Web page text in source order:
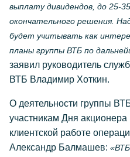
выплату дивидендов, до 25-
окончательного решения.
будет учитывать как
планы группы ВТБ по
заявил руководитель
ВТБ Владимир Хоткин.
О деятельности группы
участникам Дня акционера
клиентской работе
Александр Балмашев: